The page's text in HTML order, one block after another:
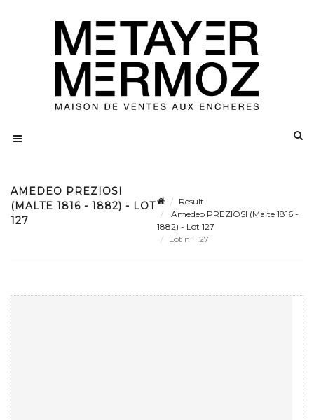
AMEDEO PREZIOSI
(MALTE 1816 - 1882) - LOT
127
Result
Amedeo PREZIOSI (Malte 1816 -
1882) - Lot 127
Lot n° 127